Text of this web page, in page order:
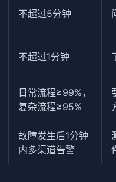
不超过5分钟
不超过1分钟
日常流程≥99%，
复杂流程≥95%
故障发生后1分钟
内多渠道告警